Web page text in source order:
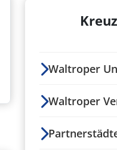
Waltroper
Waltroper